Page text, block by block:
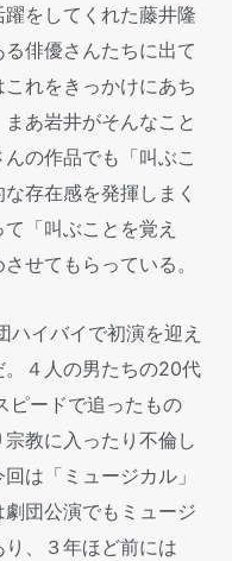
をしてくれた藤井隆
俳優さんたちに出て
れをきっかけにあち
あ岩井がそんなこと
の作品でも「叫ぶこ
存在感を発揮しまく
「叫ぶことを覚え
せてもらっている。
ハイバイで初演を迎え
４人の男たちの20代
ピードで追ったもの
教に入ったり不倫し
は「ミュージカル」
団公演でもミュージ
、３年ほど前には